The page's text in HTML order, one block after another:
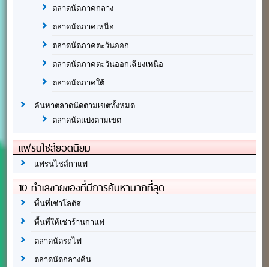
ตลาดนัดภาคกลาง
ตลาดนัดภาคเหนือ
ตลาดนัดภาคตะวันออก
ตลาดนัดภาคตะวันออกเฉียงเหนือ
ตลาดนัดภาคใต้
ค้นหาตลาดนัดตามเขตทั้งหมด
ตลาดนัดแบ่งตามเขต
แฟรนไชส์ยอดนิยม
แฟรนไชส์กาแฟ
10 ทำเลขายของที่มีการค้นหามากที่สุด
พื้นที่เช่าโลตัส
พื้นที่ให้เช่าร้านกาแฟ
ตลาดนัดรถไฟ
ตลาดนัดกลางคืน